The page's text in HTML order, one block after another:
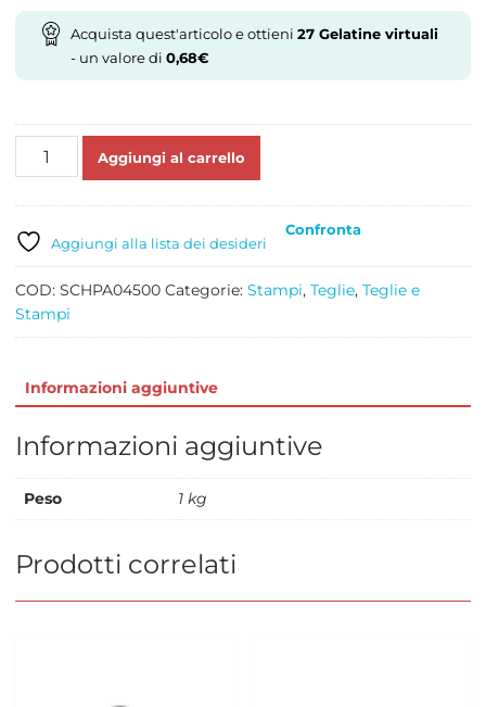
Acquista quest'articolo e ottieni 27Gelatine virtuali
- un valore di 0,68€
STAMPO
Aggiungi al carrello
Aggiungi alla lista dei desideri
Confronta
COD: SCHPA04500 Categorie: Stampi, Teglie, Teglie e
Stampi
Informazioni aggiuntive
Informazioni aggiuntive
Peso 1 kg
Prodotti correlati